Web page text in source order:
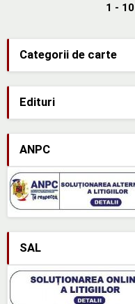
Categorii de carte
Edituri
ANPC
SAL
1 - 10